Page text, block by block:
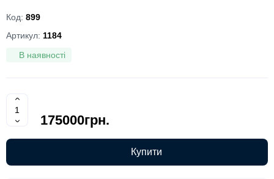
Код: 899
Артикул: 1184
В наявності
175000грн.
Купити